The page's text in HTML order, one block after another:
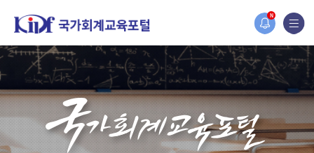
N
홈페이지가 새롭게 개편되었습니다.
한국조세재정연구원홈페이지가 새롭게 개설되었습니다.